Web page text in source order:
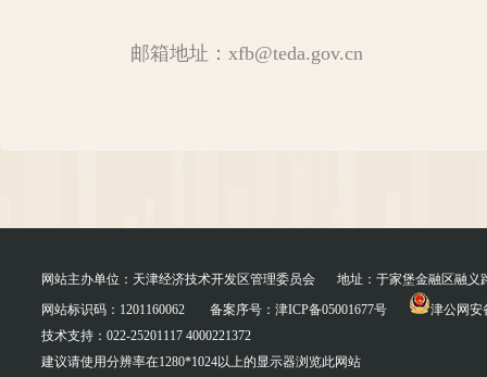
邮箱地址：xfb@teda.gov.cn
网站主办单位：天津经济技术开发区管理委员会
地址：于家堡金融区融义
网站标识码：1201160062
备案序号： 津ICP备05001677号
津公网安
技术支持：022-25201117 4000221372
建议请使用分辨率在1280*1024以上的显示器浏览此网站